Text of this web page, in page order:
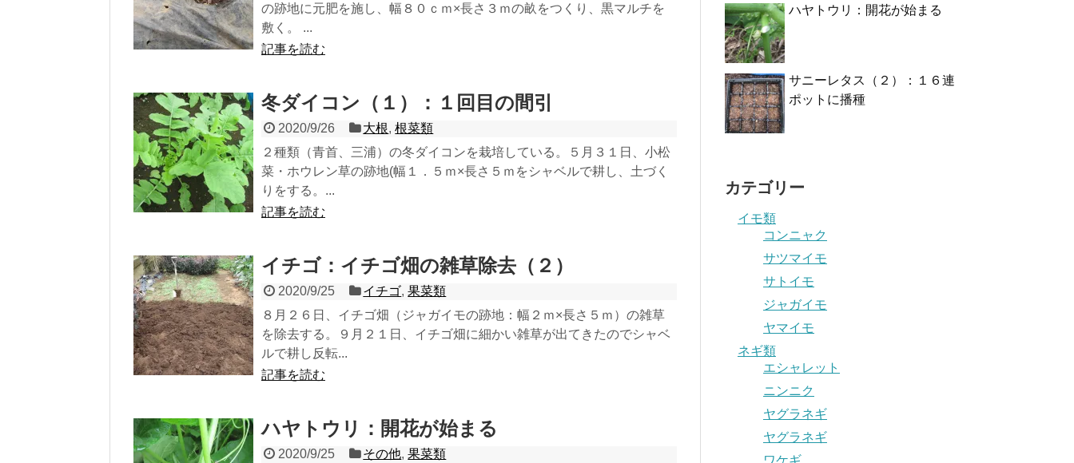
の跡地に元肥を施し、幅８０ｃｍ×長さ３ｍの畝をつくり、黒マルチを
敷く。 ...
記事を読む
冬ダイコン（１）：１回目の間引
2020/9/26 大根,根菜類
２種類（青首、三浦）の冬ダイコンを栽培している。５月３１日、小松
菜・ホウレン草の跡地(幅１．５ｍ×長さ５ｍをシャベルで耕し、土づく
りをする。...
記事を読む
イチゴ：イチゴ畑の雑草除去（２）
2020/9/25 イチゴ,果菜類
８月２６日、イチゴ畑（ジャガイモの跡地：幅２ｍ×長さ５ｍ）の雑草
を除去する。９月２１日、イチゴ畑に細かい雑草が出てきたのでシャベ
ルで耕し反転...
記事を読む
ハヤトウリ：開花が始まる
2020/9/25 その他,果菜類
ハヤトウリ：開花が始まる
サニーレタス（２）：１６連
ポットに播種
カテゴリー
イモ類
コンニャク
サツマイモ
サトイモ
ジャガイモ
ヤマイモ
ネギ類
エシャレット
ニンニク
ヤグラネギ
ヤグラネギ
ワケギ